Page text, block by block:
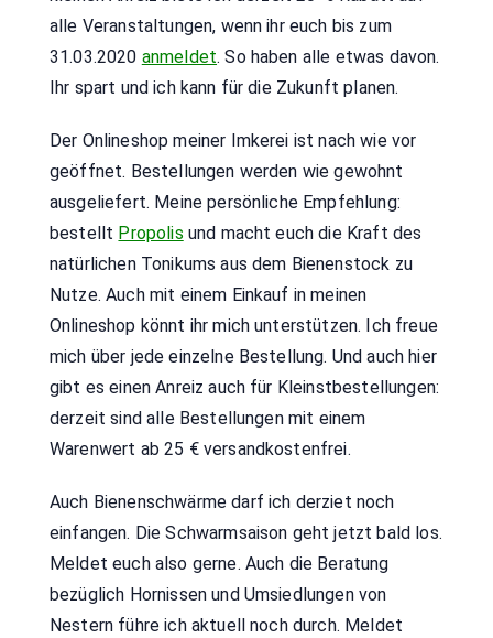
alle Veranstaltungen, wenn ihr euch bis zum
31.03.2020 anmeldet. So haben alle etwas davon.
Ihr spart und ich kann für die Zukunft planen.
Der Onlineshop meiner Imkerei ist nach wie vor
geöffnet. Bestellungen werden wie gewohnt
ausgeliefert. Meine persönliche Empfehlung:
bestellt Propolis und macht euch die Kraft des
natürlichen Tonikums aus dem Bienenstock zu
Nutze. Auch mit einem Einkauf in meinen
Onlineshop könnt ihr mich unterstützen. Ich freue
mich über jede einzelne Bestellung. Und auch hier
gibt es einen Anreiz auch für Kleinstbestellungen:
derzeit sind alle Bestellungen mit einem
Warenwert ab 25 € versandkostenfrei.
Auch Bienenschwärme darf ich derziet noch
einfangen. Die Schwarmsaison geht jetzt bald los.
Meldet euch also gerne. Auch die Beratung
bezüglich Hornissen und Umsiedlungen von
Nestern führe ich aktuell noch durch. Meldet